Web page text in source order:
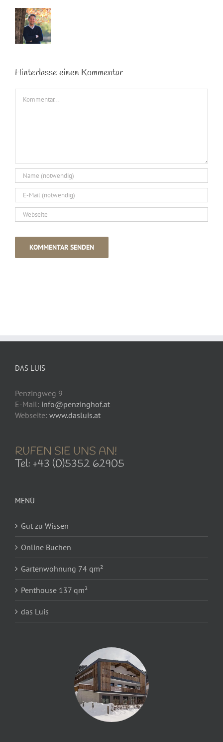
Hinterlasse einen Kommentar
DAS LUIS
Penzingweg 9
E-Mail: info@penzinghof.at
Webseite: www.dasluis.at
RUFEN SIE UNS AN!
Tel: +43 (0)5352 62905
MENÜ
Gut zu Wissen
Online Buchen
Gartenwohnung 74 qm²
Penthouse 137 qm²
das Luis